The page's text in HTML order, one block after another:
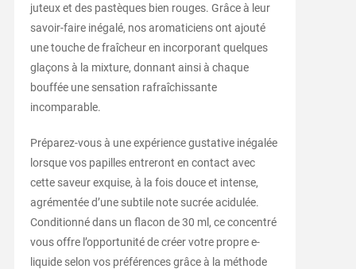
juteux et des pastèques bien rouges. Grâce à leur
savoir-faire inégalé, nos aromaticiens ont ajouté
une touche de fraîcheur en incorporant quelques
glaçons à la mixture, donnant ainsi à chaque
bouffée une sensation rafraîchissante
incomparable.
Préparez-vous à une expérience gustative inégalée
lorsque vos papilles entreront en contact avec
cette saveur exquise, à la fois douce et intense,
agrémentée d’une subtile note sucrée acidulée.
Conditionné dans un flacon de 30 ml, ce concentré
vous offre l’opportunité de créer votre propre e-
liquide selon vos préférences grâce à la méthode